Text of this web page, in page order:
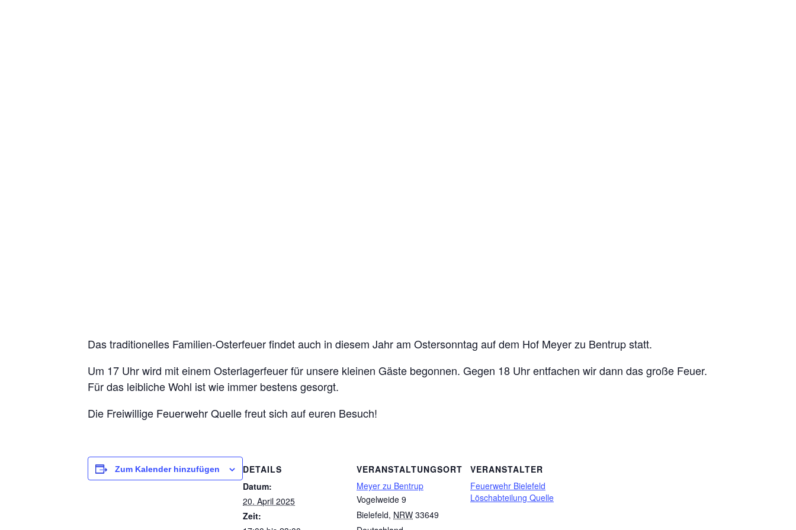
Das traditionelles Familien-Osterfeuer findet auch in diesem Jahr am Ostersonntag auf dem Hof Meyer zu Bentrup statt.
Um 17 Uhr wird mit einem Osterlagerfeuer für unsere kleinen Gäste begonnen. Gegen 18 Uhr entfachen wir dann das große Feuer.
Für das leibliche Wohl ist wie immer bestens gesorgt.
Die Freiwillige Feuerwehr Quelle freut sich auf euren Besuch!
Zum Kalender hinzufügen
DETAILS
Datum:
20. April 2025
Zeit:
VERANSTALTUNGSORT
Meyer zu Bentrup
Vogelweide 9
Bielefeld, NRW 33649
VERANSTALTER
Feuerwehr Bielefeld
Löschabteilung Quelle